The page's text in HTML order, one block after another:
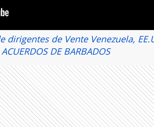
dirigentes de Vente Venezuela,
DE BARBADOS